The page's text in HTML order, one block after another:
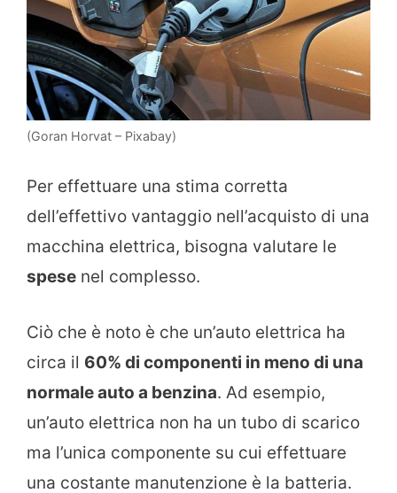
(Goran Horvat – Pixabay)
Per effettuare una stima corretta
dell’effettivo vantaggio nell’acquisto di una
macchina elettrica, bisogna valutare le
spese nel complesso.
Ciò che è noto è che un’auto elettrica ha
circa il 60% di componenti in meno di una
normale auto a benzina. Ad esempio,
un’auto elettrica non ha un tubo di scarico
ma l’unica componente su cui effettuare
una costante manutenzione è la batteria.